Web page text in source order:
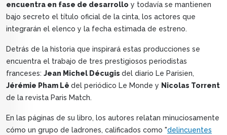
encuentra en fase de desarrollo y todavía se mantienen
bajo secreto el título oficial de la cinta, los actores que
integrarán el elenco y la fecha estimada de estreno.
Detrás de la historia que inspirará estas producciones se
encuentra el trabajo de tres prestigiosos periodistas
franceses: Jean Michel Décugis del diario Le Parisien,
Jérémie Pham Lê del periódico Le Monde y Nicolas Torrent
de la revista Paris Match.
En las páginas de su libro, los autores relatan minuciosamente
cómo un grupo de ladrones, calificados como "delincuentes